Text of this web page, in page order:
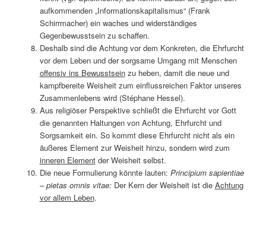
aufkommenden „Informationskapitalismus“ (Frank
Schirrmacher) ein waches und widerständiges
Gegenbewusstsein zu schaffen.
Deshalb sind die Achtung vor dem Konkreten, die Ehrfurcht
vor dem Leben und der sorgsame Umgang mit Menschen
offensiv ins Bewusstseinzu heben, damit die neue und
kampfbereite Weisheit zum einflussreichen Faktor unseres
Zusammenlebens wird (Stéphane Hessel).
Aus religiöser Perspektive schließt die Ehrfurcht vor Gott
die genannten Haltungen von Achtung, Ehrfurcht und
Sorgsamkeit ein. So kommt diese Ehrfurcht nicht als ein
äußeres Element zur Weisheit hinzu, sondern wird zum
inneren Elementder Weisheit selbst.
Die neue Formulierung könnte lauten: Principium sapientiae
– pietas omnis vitae: Der Kern der Weisheit ist die Achtung
vor allem Leben.